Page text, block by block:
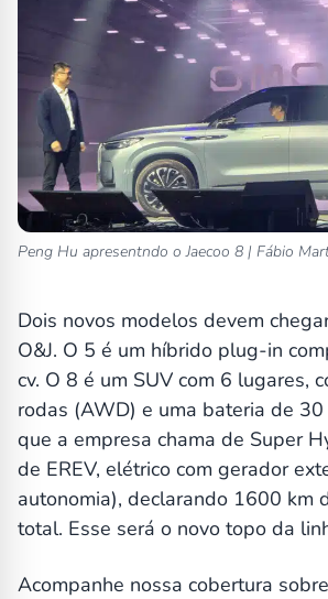
Peng Hu apresentndo o Jaecoo 8 | Fábio
Dois novos modelos devem
O&J. O 5 é um híbrido plug-in
cv. O 8 é um SUV com 6 lugares,
rodas (AWD) e uma bateria de
que a empresa chama de Super
de EREV, elétrico com gerador
autonomia), declarando 1600 km
total. Esse será o novo topo da
Acompanhe nossa cobertura